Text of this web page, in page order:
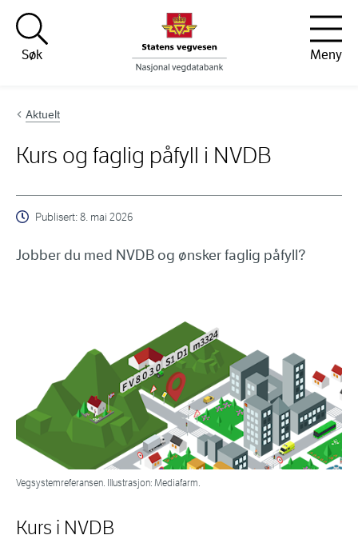
Hopp til innhold
Søk
Meny
Aktuelt
Kurs og faglig påfyll i NVDB
Publisert:8. mai 2026
Jobber du med NVDB og ønsker faglig påfyll?
Vegsystemreferansen. Illustrasjon: Mediafarm.
Kurs i NVDB